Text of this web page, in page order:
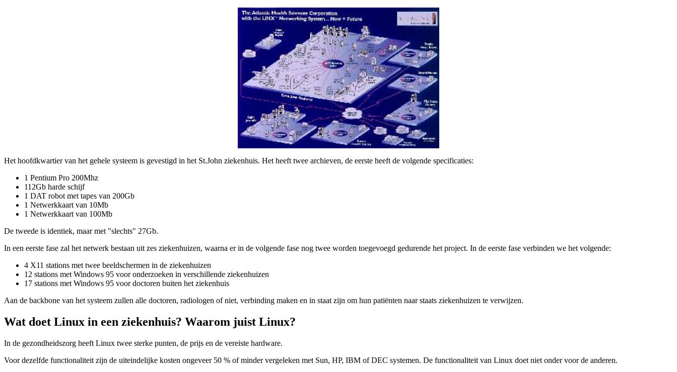
Het hoofdkwartier van het gehele systeem is gevestigd in het St.John ziekenhuis. Het heeft twee archieven, de eerste heeft de volgende specificaties:
1 Pentium Pro 200Mhz
112Gb harde schijf
1 DAT robot met tapes van 200Gb
1 Netwerkkaart van 10Mb
1 Netwerkkaart van 100Mb
De tweede is identiek, maar met "slechts" 27Gb.
In een eerste fase zal het netwerk bestaan uit zes ziekenhuizen, waarna er in de volgende fase nog twee worden toegevoegd gedurende het project. In de eerste fase verbinden we het volgende:
4 X11 stations met twee beeldschermen in de ziekenhuizen
12 stations met Windows 95 voor onderzoeken in verschillende ziekenhuizen
17 stations met Windows 95 voor doctoren buiten het ziekenhuis
Aan de backbone van het systeem zullen alle doctoren, radiologen of niet, verbinding maken en in staat zijn om hun patiënten naar staats ziekenhuizen te verwijzen.
Wat doet Linux in een ziekenhuis? Waarom juist Linux?
In de gezondheidszorg heeft Linux twee sterke punten, de prijs en de vereiste hardware.
Voor dezelfde functionaliteit zijn de uiteindelijke kosten ongeveer 50 % of minder vergeleken met Sun, HP, IBM of DEC systemen. De functionaliteit van Linux doet niet onder voor de anderen.